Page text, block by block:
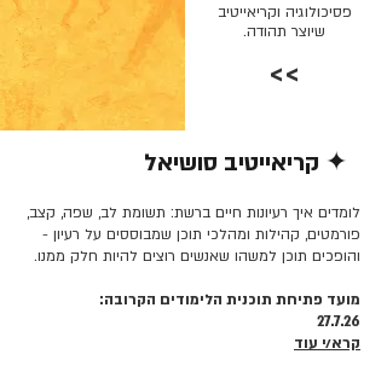
פסיכולוגיה וקריאייטיב
שיוצר תהודה.
>>
✦ קריאייטיב סושיאל
לומדים איך רעיונות חיים ברשת: תשומת לב, שפה, קצב,
פורמטים, קהילות ומהלכי תוכן שמבוססים על רעיון -
והופכים תוכן למשהו שאנשים רוצים להיות חלק ממנו.
מועד פתיחת תוכנית הלימודים הקרובה:
27.7.26
קרא/י עוד